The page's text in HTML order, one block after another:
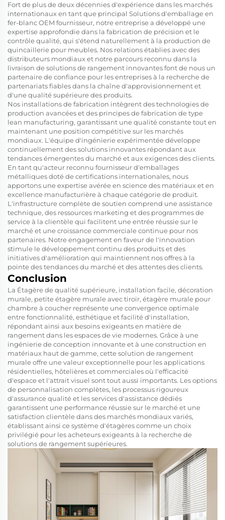
Fort de plus de deux décennies d'expérience dans les marchés
internationaux en tant que principal Solutions d'emballage en
fer-blanc OEM fournisseur, notre entreprise a développé une
expertise approfondie dans la fabrication de précision et le
contrôle qualité, qui s'étend naturellement à la production de
quincaillerie pour meubles. Nos relations établies avec des
distributeurs mondiaux et notre parcours reconnu dans la
livraison de solutions de rangement innovantes font de nous un
partenaire de confiance pour les entreprises à la recherche de
partenariats fiables dans la chaîne d'approvisionnement et
d'une qualité supérieure des produits.
Nos installations de fabrication intègrent des technologies de
production avancées et des principes de fabrication de type
lean manufacturing, garantissant une qualité constante tout en
maintenant une position compétitive sur les marchés
mondiaux. L'équipe d'ingénierie expérimentée développe
continuellement des solutions innovantes répondant aux
tendances émergentes du marché et aux exigences des clients.
En tant qu'acteur reconnu fournisseur d'emballages
métalliquesdoté de certifications internationales, nous
apportons une expertise avérée en science des matériaux et en
excellence manufacturière à chaque catégorie de produit.
L'infrastructure complète de soutien comprend une assistance
technique, des ressources marketing et des programmes de
service à la clientèle qui facilitent une entrée réussie sur le
marché et une croissance commerciale continue pour nos
partenaires. Notre engagement en faveur de l'innovation
stimule le développement continu des produits et des
initiatives d'amélioration qui maintiennent nos offres à la
pointe des tendances du marché et des attentes des clients.
Conclusion
La Étagère de qualité supérieure, installation facile, décoration
murale, petite étagère murale avec tiroir, étagère murale pour
chambre à coucher représente une convergence optimale
entre fonctionnalité, esthétique et facilité d'installation,
répondant ainsi aux besoins exigeants en matière de
rangement dans les espaces de vie modernes. Grâce à une
ingénierie de conception innovante et à une construction en
matériaux haut de gamme, cette solution de rangement
murale offre une valeur exceptionnelle pour les applications
résidentielles, hôtelières et commerciales où l'efficacité
d'espace et l'attrait visuel sont tout aussi importants. Les options
de personnalisation complètes, les processus rigoureux
d'assurance qualité et les services d'assistance dédiés
garantissent une performance réussie sur le marché et une
satisfaction clientèle dans des marchés mondiaux variés,
établissant ainsi ce système d'étagères comme un choix
privilégié pour les acheteurs exigeants à la recherche de
solutions de rangement supérieures.